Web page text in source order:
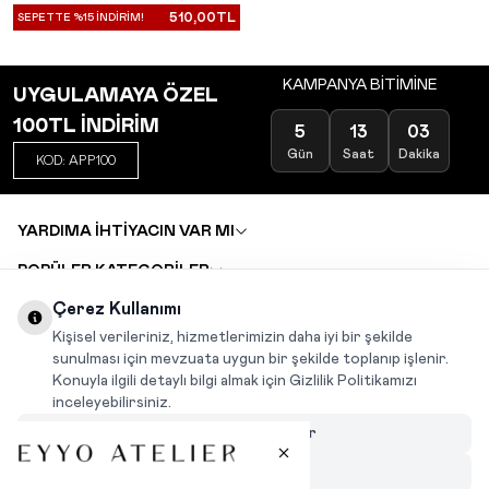
SEPETTE %15 İNDİRİM! 510,00TL
UYGULAMAYA ÖZEL
100TL İNDİRİM
KOD: APP100
KAMPANYA BİTİMİNE
5
Gün
13
Saat
03
Dakika
YARDIMA İHTİYACIN VAR MI
POPÜLER KATEGORİLER
DEĞİŞİM VE İADE TALEBİ
KARIYER
INSTAGRAM
Çerez Kullanımı
Kişisel verileriniz, hizmetlerimizin daha iyi bir şekilde
sunulması için mevzuata uygun bir şekilde toplanıp işlenir.
Konuyla ilgili detaylı bilgi almak için Gizlilik Politikamızı
inceleyebilirsiniz.
Çerezleri Özelleştir